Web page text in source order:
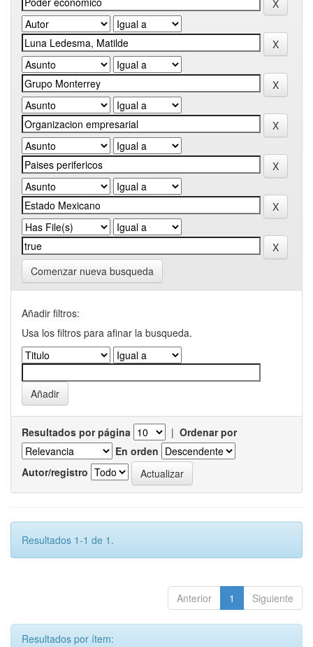
Comenzar nueva busqueda
Añadir filtros:
Usa los filtros para afinar la busqueda.
Resultados por página | Ordenar por
En orden
Autor/registro
Resultados 1-1 de 1.
Anterior 1 Siguiente
Resultados por ítem: